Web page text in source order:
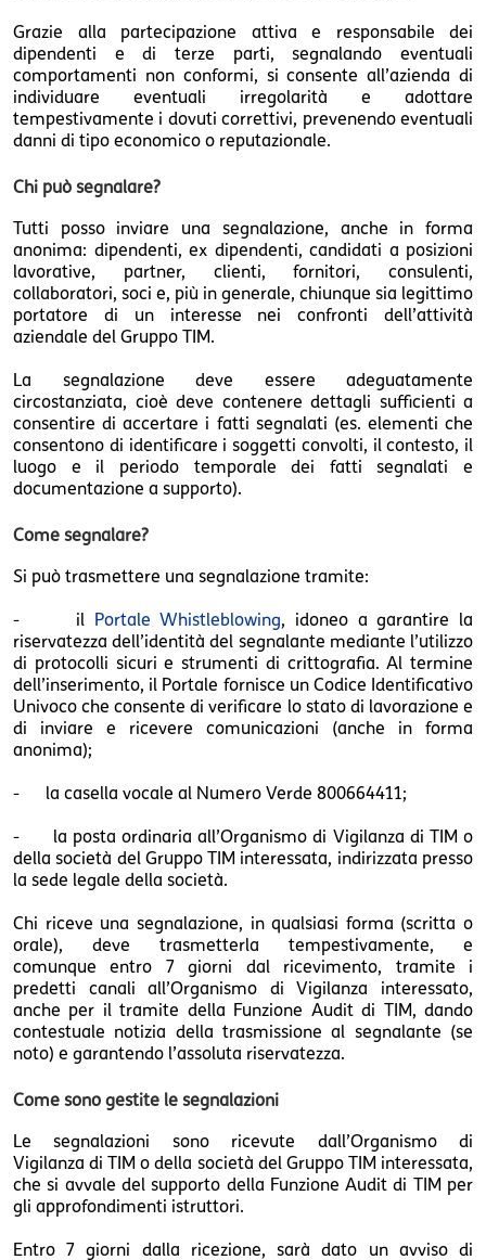
Grazie alla partecipazione attiva e responsabile dei
dipendenti e di terze parti, segnalando eventuali
comportamenti non conformi, si consente all’azienda di
individuare eventuali irregolarità e adottare
tempestivamente i dovuti correttivi, prevenendo eventuali
danni di tipo economico o reputazionale.
Chi può segnalare?
Tutti posso inviare una segnalazione, anche in forma
anonima: dipendenti, ex dipendenti, candidati a posizioni
lavorative, partner, clienti, fornitori, consulenti,
collaboratori, soci e, più in generale, chiunque sia legittimo
portatore di un interesse nei confronti dell’attività
aziendale del Gruppo TIM.
La segnalazione deve essere adeguatamente
circostanziata, cioè deve contenere dettagli sufficienti a
consentire di accertare i fatti segnalati (es. elementi che
consentono di identificare i soggetti convolti, il contesto, il
luogo e il periodo temporale dei fatti segnalati e
documentazione a supporto).
Come segnalare?
Si può trasmettere una segnalazione tramite:
- il Portale Whistleblowing, idoneo a garantire la
riservatezza dell’identità del segnalante mediante l’utilizzo
di protocolli sicuri e strumenti di crittografia. Al termine
dell’inserimento, il Portale fornisce un Codice Identificativo
Univoco che consente di verificare lo stato di lavorazione e
di inviare e ricevere comunicazioni (anche in forma
anonima);
- la casella vocale al Numero Verde 800664411;
- la posta ordinaria all’Organismo di Vigilanza di TIM o
della società del Gruppo TIM interessata, indirizzata presso
la sede legale della società.
Chi riceve una segnalazione, in qualsiasi forma (scritta o
orale), deve trasmetterla tempestivamente, e
comunque entro 7 giorni dal ricevimento, tramite i
predetti canali all’Organismo di Vigilanza interessato,
anche per il tramite della Funzione Audit di TIM, dando
contestuale notizia della trasmissione al segnalante (se
noto) e garantendo l’assoluta riservatezza.
Come sono gestite le segnalazioni
Le segnalazioni sono ricevute dall’Organismo di
Vigilanza di TIM o della società del Gruppo TIM interessata,
che si avvale del supporto della Funzione Audit di TIM per
gli approfondimenti istruttori.
Entro 7 giorni dalla ricezione, sarà dato un avviso di